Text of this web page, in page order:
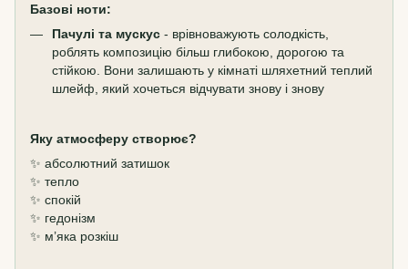
Базові ноти:
Пачулі та мускус - врівноважують солодкість,
роблять композицію більш глибокою, дорогою та
стійкою. Вони залишають у кімнаті шляхетний теплий
шлейф, який хочеться відчувати знову і знову
Яку атмосферу створює?
✨ абсолютний затишок
✨ тепло
✨ спокій
✨ гедонізм
✨ м’яка розкіш